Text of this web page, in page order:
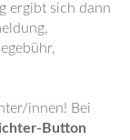
ergibt sich dann
innen! Bei
Button